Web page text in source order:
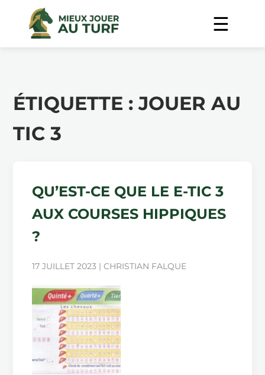
ÉTIQUETTE :JOUER AU
TIC 3
QU’EST-CE QUE LE E-TIC 3
AUX COURSES HIPPIQUES
?
17 JUILLET 2023 | CHRISTIAN FALQUE